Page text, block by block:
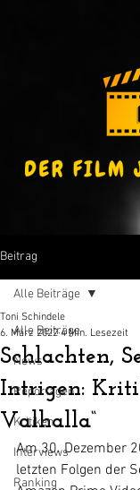
Beitrag
Alle Beiträge
News
Reportagen
Kritiken
Interviews
Ranking
Alle Beiträge
Schlachten,
Intrigen:
Valhalla“
Toni Schindele
6. März 2022 4 Min. Lesezeit
Am 30. Dezember
letzten Folgen der